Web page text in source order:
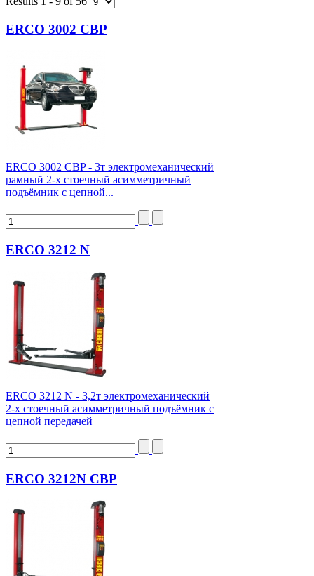
ERCO 3002 CBP
ERCO 3002 CBP - 3т электромеханический
рамный 2-х стоечный асимметричный
подъёмник с цепной...
ERCO 3212 N
ERCO 3212 N - 3,2т электромеханический
2-х стоечный асимметричный подъёмник с
цепной передачей
ERCO 3212N CBP